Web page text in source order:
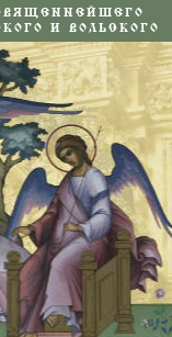
И ВОЛЬСКОГО